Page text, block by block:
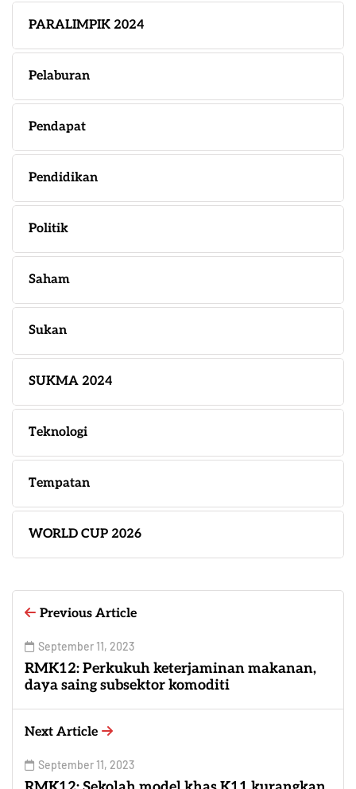
PARALIMPIK 2024
Pelaburan
Pendapat
Pendidikan
Politik
Saham
Sukan
SUKMA 2024
Teknologi
Tempatan
WORLD CUP 2026
Previous Article
September 11, 2023
RMK12: Perkukuh keterjaminan makanan,
daya saing subsektor komoditi
Next Article
September 11, 2023